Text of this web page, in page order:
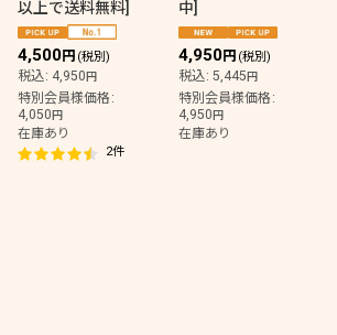
以上で送料無料]
4,500円 (税別)
税込: 4,950円
特別会員様価格 :
4,050円
在庫あり
2件
中]
4,950円 (税別)
税込: 5,445円
特別会員様価格 :
4,950円
在庫あり